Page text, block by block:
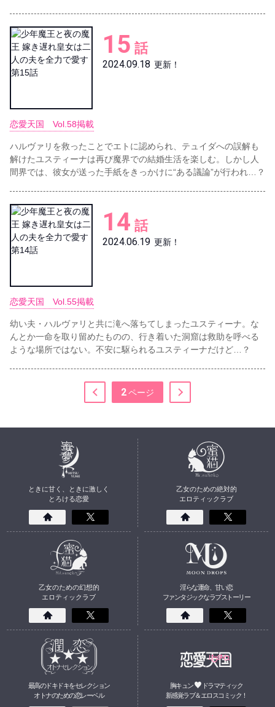
15 話
2024.09.18 更新！
恋愛天国 Vol.58掲載
ハルヴァリを救ったことでエトに認められ、テュイダへの誤解も
解けたユスティーナは再び魔界での結婚生活を楽しむ。しかし人
間界では、彼女が送った手紙をきっかけに“ある議論”が行われ…？
14 話
2024.06.19 更新！
恋愛天国 Vol.55掲載
幼い夫・ハルヴァリと共に滝へ落ちてしまったユスティーナ。な
んとか一命を取り留めたものの、行き着いた洞窟は救助を呼べる
ような場所ではない。不安に駆られるユスティーナだけど…？
2
ときに甘く、ときに激しく
とろける恋愛
乙女のための絶対的
エロティックラブ
乙女のための幻想的
エロティックラブ
淫らな運命、甘い恋
ファンタジックなラブストーリー
最高のドキドキをセレクション
オトナのための恋レーベル
胸キュン
ドラマティック
新感覚ラブ＆エロスコミック！